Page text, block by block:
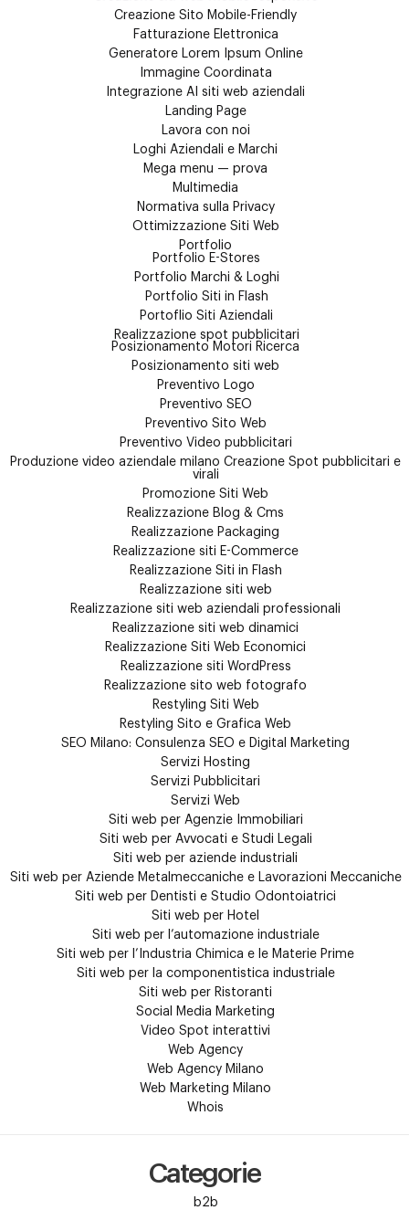
Creazione Sito Mobile-Friendly
Fatturazione Elettronica
Generatore Lorem Ipsum Online
Immagine Coordinata
Integrazione AI siti web aziendali
Landing Page
Lavora con noi
Loghi Aziendali e Marchi
Mega menu — prova
Multimedia
Normativa sulla Privacy
Ottimizzazione Siti Web
Portfolio
Portfolio E-Stores
Portfolio Marchi & Loghi
Portfolio Siti in Flash
Portoflio Siti Aziendali
Realizzazione spot pubblicitari
Posizionamento Motori Ricerca
Posizionamento siti web
Preventivo Logo
Preventivo SEO
Preventivo Sito Web
Preventivo Video pubblicitari
Produzione video aziendale milano Creazione Spot pubblicitari e
virali
Promozione Siti Web
Realizzazione Blog & Cms
Realizzazione Packaging
Realizzazione siti E-Commerce
Realizzazione Siti in Flash
Realizzazione siti web
Realizzazione siti web aziendali professionali
Realizzazione siti web dinamici
Realizzazione Siti Web Economici
Realizzazione siti WordPress
Realizzazione sito web fotografo
Restyling Siti Web
Restyling Sito e Grafica Web
SEO Milano: Consulenza SEO e Digital Marketing
Servizi Hosting
Servizi Pubblicitari
Servizi Web
Siti web per Agenzie Immobiliari
Siti web per Avvocati e Studi Legali
Siti web per aziende industriali
Siti web per Aziende Metalmeccaniche e Lavorazioni Meccaniche
Siti web per Dentisti e Studio Odontoiatrici
Siti web per Hotel
Siti web per l’automazione industriale
Siti web per l’Industria Chimica e le Materie Prime
Siti web per la componentistica industriale
Siti web per Ristoranti
Social Media Marketing
Video Spot interattivi
Web Agency
Web Agency Milano
Web Marketing Milano
Whois
Categorie
b2b